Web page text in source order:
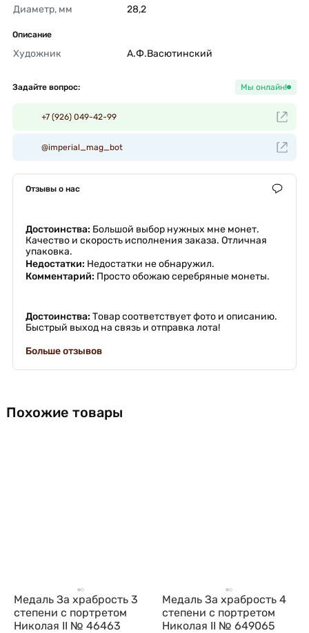
Диаметр, мм 28,2
Описание
Художник А.Ф.Васютинский
Задайте вопрос: Мы онлайн!
+7 (926) 049-42-99
@imperial_mag_bot
Отзывы о нас
Достоинства: Большой выбор нужных мне монет.
Качество и скорость исполнения заказа. Отличная
упаковка.
Недостатки: Недостатки не обнаружил.
Комментарий: Просто обожаю серебряные монеты.
Достоинства: Товар соответствует фото и описанию.
Быстрый выход на связь и отправка лота!
Больше отзывов
Похожие товары
Медаль За храбрость 3
степени с портретом
Николая II № 46463
Медаль За храбрость 4
степени с портретом
Николая II № 649065